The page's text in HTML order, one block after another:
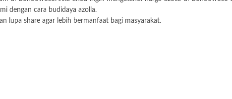
dengan cara budidaya azolla.
lupa share agar lebih bermanfaat bagi masyarakat.